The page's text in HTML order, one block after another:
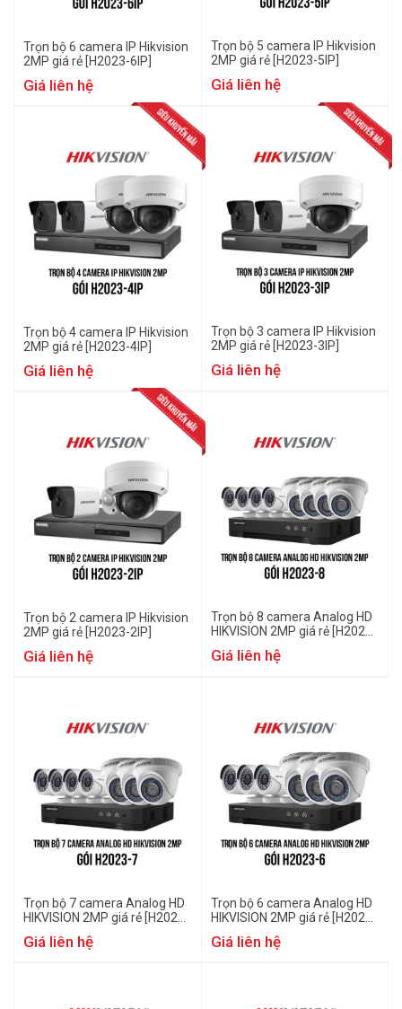
Trọn bộ 6 camera IP Hikvision
2MP giá rẻ [H2023-6IP]
Giá liên hệ
Trọn bộ 5 camera IP Hikvision
2MP giá rẻ [H2023-5IP]
Giá liên hệ
Trọn bộ 4 camera IP Hikvision
2MP giá rẻ [H2023-4IP]
Giá liên hệ
Trọn bộ 3 camera IP Hikvision
2MP giá rẻ [H2023-3IP]
Giá liên hệ
Trọn bộ 2 camera IP Hikvision
2MP giá rẻ [H2023-2IP]
Giá liên hệ
Trọn bộ 8 camera Analog HD
HIKVISION 2MP giá rẻ [H2023-
Giá liên hệ
Trọn bộ 7 camera Analog HD
HIKVISION 2MP giá rẻ [H2023-
Giá liên hệ
Trọn bộ 6 camera Analog HD
HIKVISION 2MP giá rẻ [H2023-
Giá liên hệ